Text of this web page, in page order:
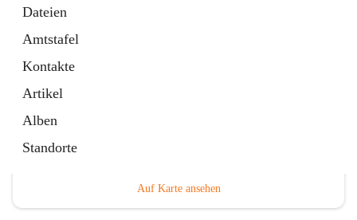
Dateien
Amtstafel
Kontakte
Artikel
Alben
Standorte
Auf Karte ansehen